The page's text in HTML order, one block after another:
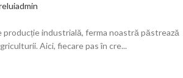
industrială, ferma noastră păstrează
Aici, fiecare pas în cre...